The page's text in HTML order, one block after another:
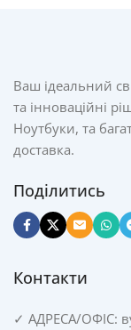
Ваш ідеальний
та інноваційні
Ноутбуки, та
доставка.
Поділитись
Контакти
✓ АДРЕСА/ОФІС: